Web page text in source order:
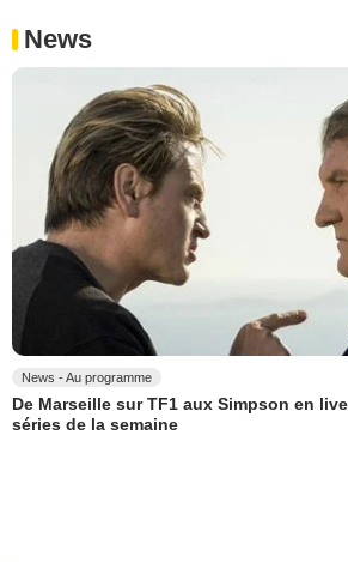
News
News - Au programme
De Marseille sur TF1 aux Simpson en
séries de la semaine